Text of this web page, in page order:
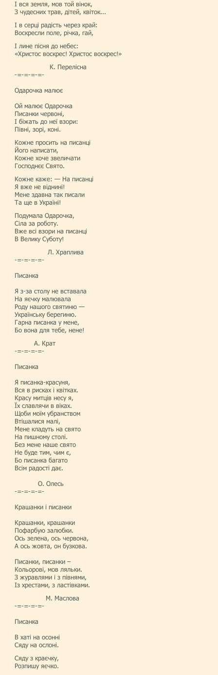
І вся земля, мов той вінок,
З чудесних трав, дітей, квіток...
І в серці радість через край:
Воскресли поле, річка, гай,
І лине пісня до небес:
«Христос воскрес! Христос воскрес!»
К. Перелісна
-=-=-=-=-
Одарочка малює
Ой малює Одарочка
Писанки червоні,
І біжать до неї взори:
Півні, зорі, коні.
Кожне просить на писанці
Його написати,
Кожне хоче звеличати
Господнєє Свято.
Кожне каже: — На писанці
Я вже не віднині!
Мене здавна так писали
Та ще в Україні!
Подумала Одарочка,
Сіла за роботу.
Вже всі взори на писанці
В Велику Суботу!
Л. Храплива
-=-=-=-=-
Писанка
Я з-за столу не вставала
На яєчку малювала
Роду нашого святиню —
Українську берегиню.
Гарна писанка у мене,
Бо вона для тебе, нене!
А. Крат
-=-=-=-=-
Писанка
Я писанка-красуня,
Вся в рисках і квітках.
Красу митців несу я,
Їх славлячи в віках.
Щоби моїм убранством
Втішалися малі,
Мене кладуть на свято
На пишному столі.
Без мене наше свято
Не буде тим, чим є,
Бо писанка багато
Всім радості дає.
О. Олесь
-=-=-=-=-
Крашанки і писанки
Крашанки, крашанки
Пофарбую залюбки.
Ось зелена, ось червона,
А ось жовта, он бузкова.
Писанки, писанки –
Кольорові, мов ляльки.
З журавлями і з півнями,
Із хрестами, з ластівками.
М. Маслова
-=-=-=-=-
Писанка
В хаті на осонні
Сяду на ослоні.
Сяду з краєчку,
Розпишу яєчко.